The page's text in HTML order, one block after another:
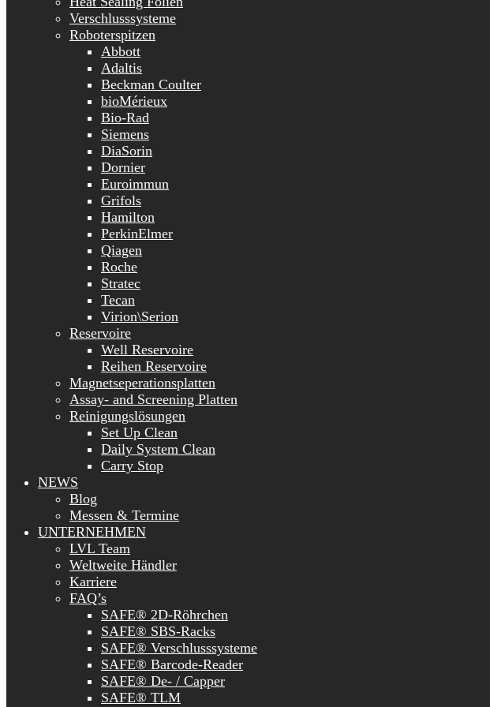
Verschlusssysteme
Roboterspitzen
Abbott
Adaltis
Beckman Coulter
bioMérieux
Bio-Rad
Siemens
DiaSorin
Dornier
Euroimmun
Grifols
Hamilton
PerkinElmer
Qiagen
Roche
Stratec
Tecan
Virion\Serion
Reservoire
Well Reservoire
Reihen Reservoire
Magnetseperationsplatten
Assay- and Screening Platten
Reinigungslösungen
Set Up Clean
Daily System Clean
Carry Stop
NEWS
Blog
Messen & Termine
UNTERNEHMEN
LVL Team
Weltweite Händler
Karriere
FAQ’s
SAFE® 2D-Röhrchen
SAFE® SBS-Racks
SAFE® Verschlusssysteme
SAFE® Barcode-Reader
SAFE® De- / Capper
SAFE® TLM